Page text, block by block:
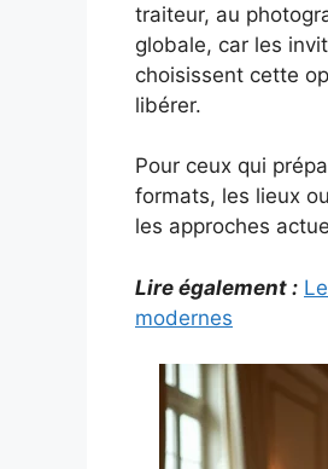
traiteur, au
globale, car les
choisissent cette
libérer.
Pour ceux qui
formats, les lieux
les approches
Lire également :
modernes